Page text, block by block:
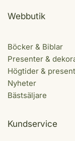
Webbutik
Böcker & Biblar
Presenter &
Högtider &
Nyheter
Bästsäljare
Kundservice